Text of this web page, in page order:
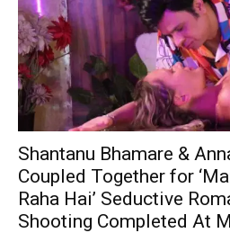
Shantanu Bhamare &
Coupled Together for
Raha Hai’ Seductive
Shooting Completed At